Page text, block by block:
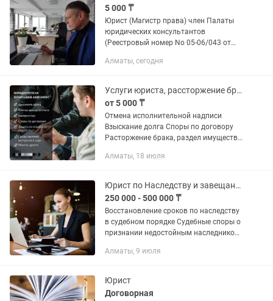
5 000 ₸
Юрист (Магистр права) член Палаты
юридических консультантов
(Реестровый номер No 05-06/043 от
много выигрышных дел! Законы и
Алматы, сегодня
Услуги юриста, рассторжение брака, взыскание долга, алименты
от 5 000 ₸
Отмена исполнительной надписи
Взыскание долга Споры по договору
Расторжение брака, раздел имущества
Алматы, 18 июля
Юрист по Наследству и завещанию
250 000 - 500 000 ₸
Восстановление сроков по наследству
в судебном порядке Судебные споры о
признании недостойным наследником
договорам,полное юридическое
Алматы, 9 июля
Юрист
Договорная